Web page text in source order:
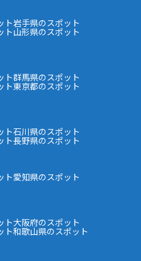
ト岩手県のスポット
ト山形県のスポット
ト群馬県のスポット
ト東京都のスポット
ト石川県のスポット
ト長野県のスポット
ト愛知県のスポット
ト大阪府のスポット
ト和歌山県のスポット